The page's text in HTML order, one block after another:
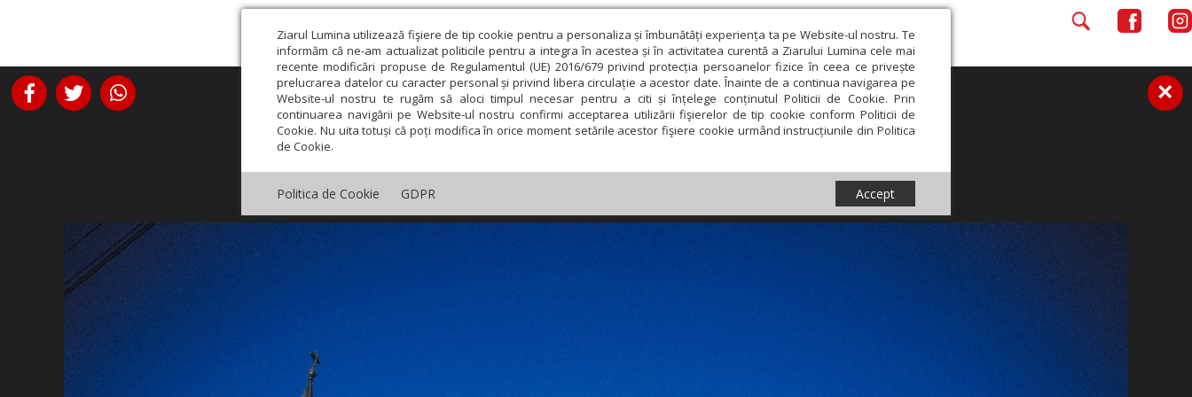
Ziarul Lumina utilizează fişiere de tip cookie pentru a personaliza și îmbunătăți experiența ta pe Website-ul nostru. Te
informăm că ne-am actualizat politicile pentru a integra în acestea și în activitatea curentă a Ziarului Lumina cele mai
recente modificări propuse de Regulamentul (UE) 2016/679 privind protecția persoanelor fizice în ceea ce privește
prelucrarea datelor cu caracter personal și privind libera circulație a acestor date. Înainte de a continua navigarea pe
Website-ul nostru te rugăm să aloci timpul necesar pentru a citi și înțelege conținutul Politicii de Cookie. Prin
continuarea navigării pe Website-ul nostru confirmi acceptarea utilizării fişierelor de tip cookie conform Politicii de
Cookie. Nu uita totuși că poți modifica în orice moment setările acestor fişiere cookie urmând instrucțiunile din Politica
de Cookie.
Politica de Cookie GDPR Accept
×